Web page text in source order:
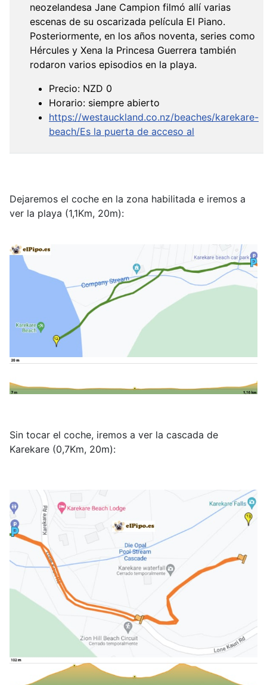
neozelandesa Jane Campion filmó allí varias
escenas de su oscarizada película El Piano.
Posteriormente, en los años noventa, series como
Hércules y Xena la Princesa Guerrera también
rodaron varios episodios en la playa.
Precio: NZD 0
Horario: siempre abierto
https://westauckland.co.nz/beaches/karekare-
beach/Es la puerta de acceso al
Dejaremos el coche en la zona habilitada e iremos a
ver la playa (1,1Km, 20m):
Sin tocar el coche, iremos a ver la cascada de
Karekare (0,7Km, 20m):